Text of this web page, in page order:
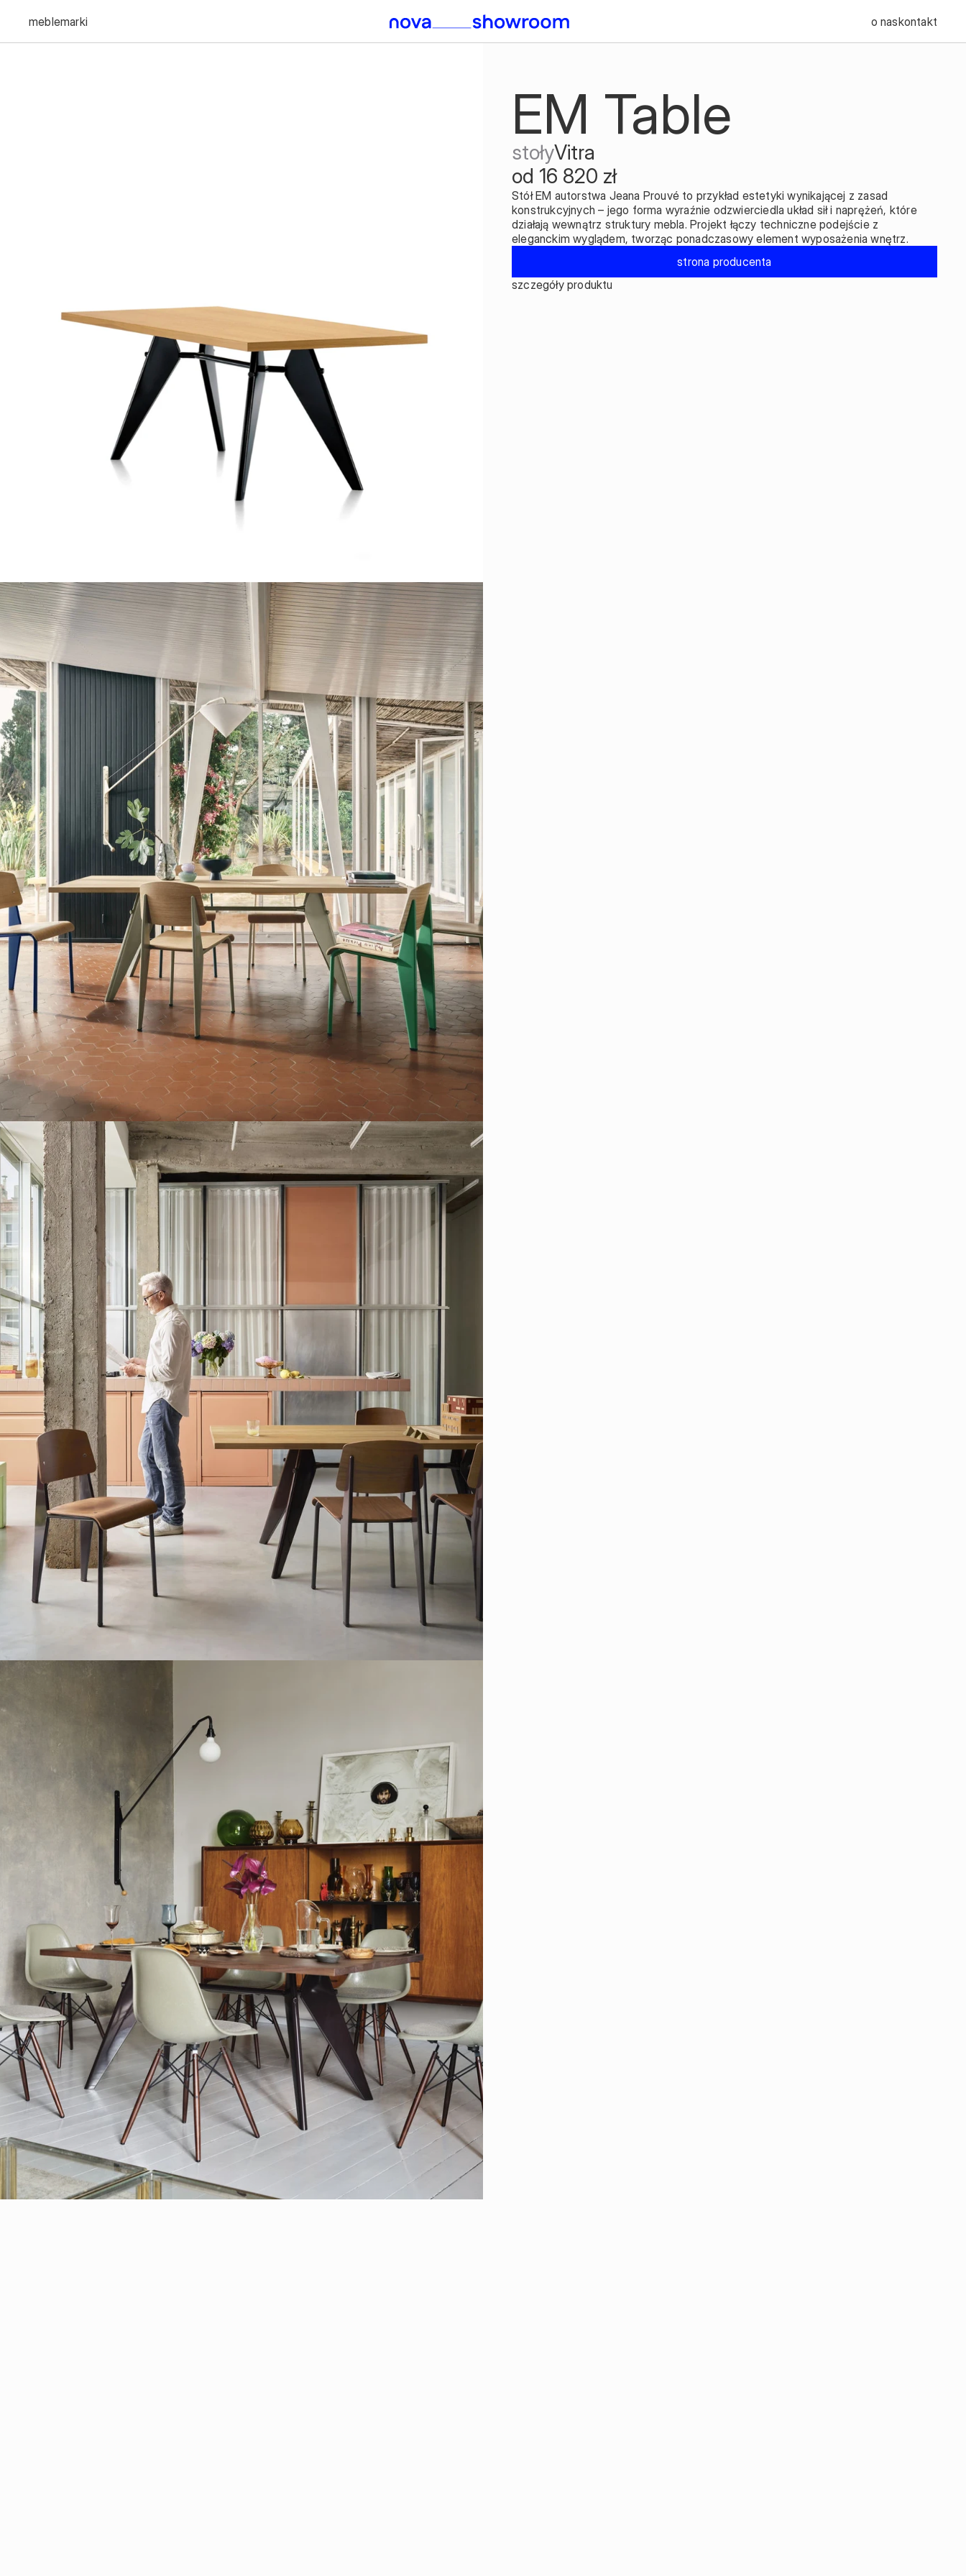
meblemarki o naskontakt
EM Table
stołyVitra
od 16 820 zł
Stół EM autorstwa Jeana Prouvé to przykład estetyki wynikającej z zasad
konstrukcyjnych – jego forma wyraźnie odzwierciedla układ sił i naprężeń, które
działają wewnątrz struktury mebla. Projekt łączy techniczne podejście z
eleganckim wyglądem, tworząc ponadczasowy element wyposażenia wnętrz.
strona producenta
szczegóły produktu